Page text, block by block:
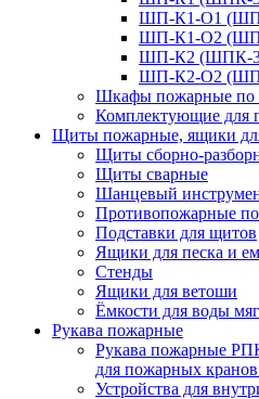
ШП-К1-О1
ШП-К1-О2
ШП-К2 (ШПК-
ШП-К2-О2
Шкафы пожарные по
Комплектующие для
Щиты пожарные, ящики
Щиты сборно-
Щиты сварные
Шанцевый
Противопожарные
Подставки для щитов
Ящики для песка и
Стенды
Ящики для ветоши
Ёмкости для воды
Рукава пожарные
Рукава пожарные
для пожарных
Устройства для